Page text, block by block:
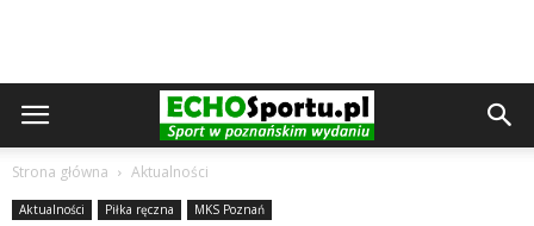
Strona główna Aktualności
Aktualności Piłka ręczna MKS Poznań